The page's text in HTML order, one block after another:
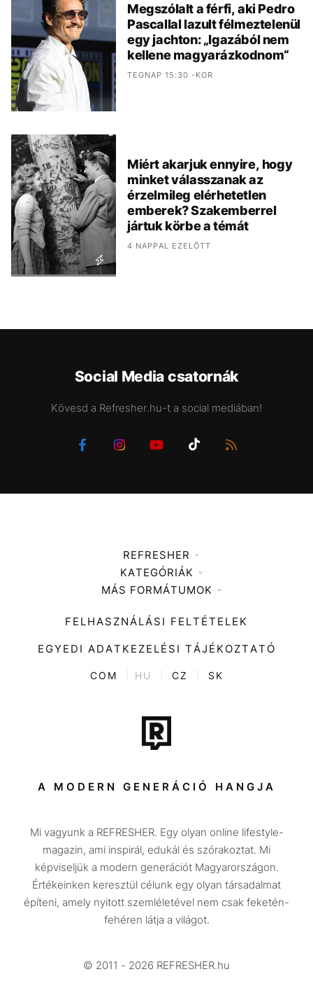
Megszólalt a férfi, aki Pedro
Pascallal lazult félmeztelenül
egy jachton: „Igazából nem
kellene magyarázkodnom“
TEGNAP 15:30 -KOR
Miért akarjuk ennyire, hogy
minket válasszanak az
érzelmileg elérhetetlen
emberek? Szakemberrel
jártuk körbe a témát
4 NAPPAL EZELŐTT
Social Media csatornák
Kövesd a Refresher.hu-t a social mediában!
REFRESHER
Médiaajánlat
KATEGÓRIÁK
Zene
Divat
Kultúra
ENTR
Tech-Tudomány
Sport
Társadalom
Utazás
Életmód
Design
Beszélgetések
Videó
MÁS FORMÁTUMOK
FELHASZNÁLÁSI FELTÉTELEK
EGYEDI ADATKEZELÉSI TÁJÉKOZTATÓ
COM HU CZ SK
A MODERN GENERÁCIÓ HANGJA
Mi vagyunk a REFRESHER. Egy olyan online lifestyle-
magazin, ami inspirál, edukál és szórakoztat. Mi
képviseljük a modern generációt Magyarországon.
Értékeinken keresztül célunk egy olyan társadalmat
építeni, amely nyitott szemléletével nem csak feketén-
fehéren látja a világot.
© 2011 - 2026 REFRESHER.hu